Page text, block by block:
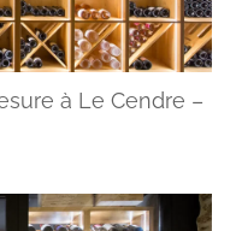
à Le Cendre –